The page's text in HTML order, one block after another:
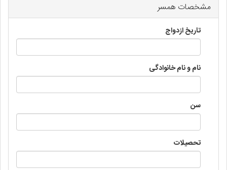
مشخصات همسر
تاریخ ازدواج
نام و نام خانوادگی
سن
تحصیلات